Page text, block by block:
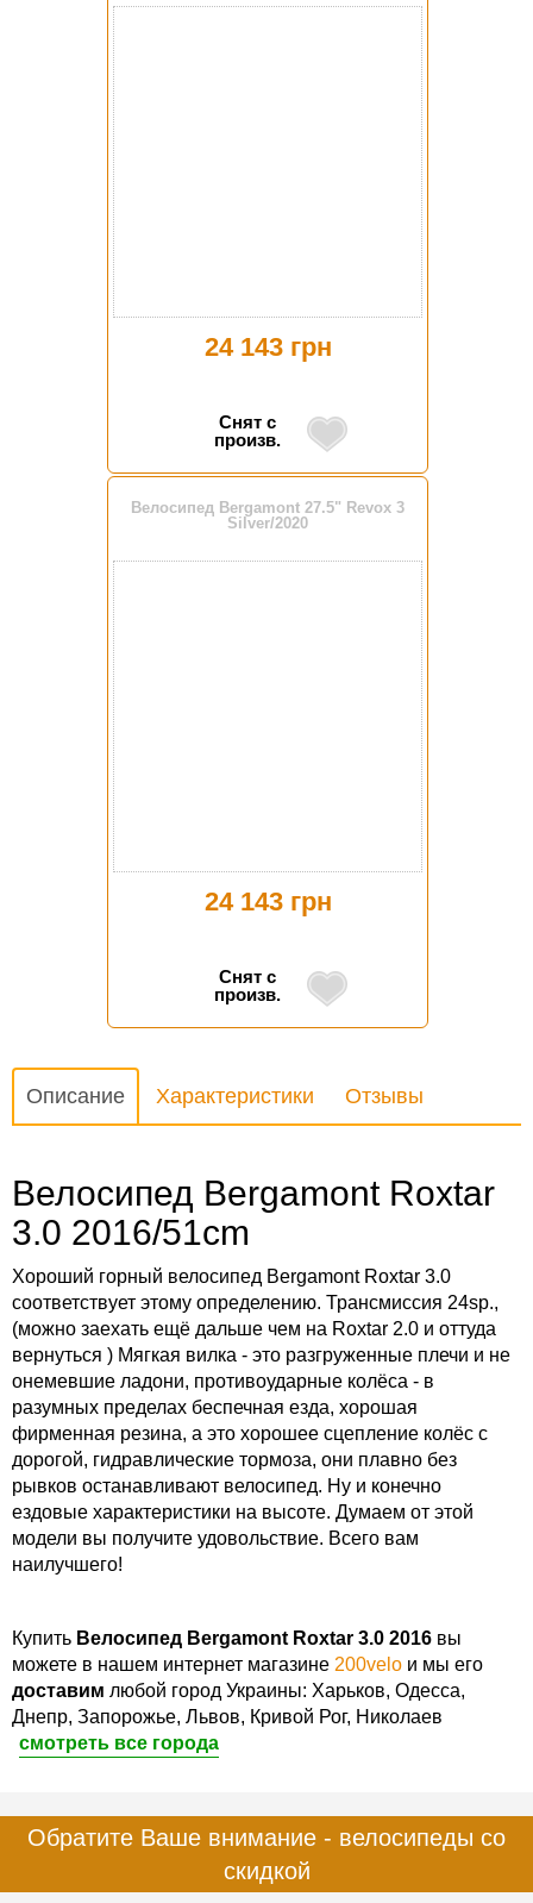
24 143 грн
Снят с
произв.
Велосипед Bergamont 27.5" Revox 3
Silver/2020
24 143 грн
Снят с
произв.
Описание Характеристики Отзывы
Велосипед Bergamont Roxtar
3.0 2016/51cm
Хороший горный велосипед Bergamont Roxtar 3.0
соответствует этому определению. Трансмиссия 24sp.,
(можно заехать ещё дальше чем на Roxtar 2.0 и оттуда
вернуться ) Мягкая вилка - это разгруженные плечи и не
онемевшие ладони, противоударные колёса - в
разумных пределах беспечная езда, хорошая
фирменная резина, а это хорошее сцепление колёс с
дорогой, гидравлические тормоза, они плавно без
рывков останавливают велосипед. Ну и конечно
ездовые характеристики на высоте. Думаем от этой
модели вы получите удовольствие. Всего вам
наилучшего!
Купить Велосипед Bergamont Roxtar 3.0 2016 вы
можете в нашем интернет магазине 200velo и мы его
доставим любой город Украины: Харьков, Одесса,
Днепр, Запорожье, Львов, Кривой Рог, Николаев
смотреть все города
Обратите Ваше внимание - велосипеды со
скидкой